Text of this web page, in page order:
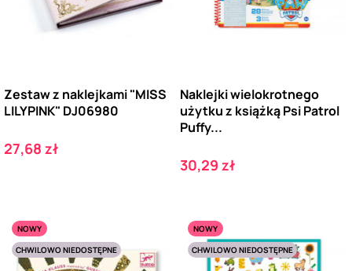
Zestaw z naklejkami "MISS
LILYPINK" DJ06980
Cena
27,68 zł
Naklejki wielokrotnego
użytku z książką Psi Patrol
Puffy...
Cena
30,29 zł
NOWY
CHWILOWO NIEDOSTĘPNE
NOWY
CHWILOWO NIEDOSTĘPNE